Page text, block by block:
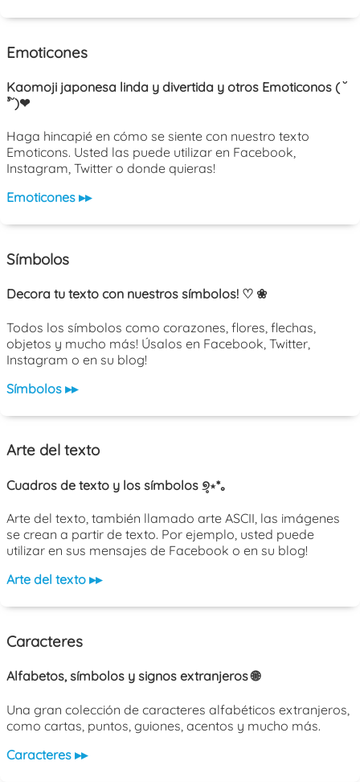
Emoticones
Kaomoji japonesa linda y divertida y otros Emoticonos ( ˘
³˘)❤
Haga hincapié en cómo se siente con nuestro texto
Emoticons. Usted las puede utilizar en Facebook,
Instagram, Twitter o donde quieras!
Emoticones ▸▸
Símbolos
Decora tu texto con nuestros símbolos! ♡ ❀
Todos los símbolos como corazones, flores, flechas,
objetos y mucho más! Úsalos en Facebook, Twitter,
Instagram o en su blog!
Símbolos ▸▸
Arte del texto
Cuadros de texto y los símbolos ୭̥⋆*｡
Arte del texto, también llamado arte ASCII, las imágenes
se crean a partir de texto. Por ejemplo, usted puede
utilizar en sus mensajes de Facebook o en su blog!
Arte del texto ▸▸
Caracteres
Alfabetos, símbolos y signos extranjeros 🌐
Una gran colección de caracteres alfabéticos extranjeros,
como cartas, puntos, guiones, acentos y mucho más.
Caracteres ▸▸